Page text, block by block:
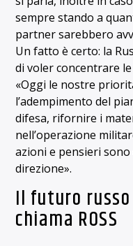
sempre stando a
partner sarebbero
Un fatto è certo: la
di voler concentrare
«Oggi le nostre
l’adempimento del
difesa, rifornire i
nell’operazione
azioni e pensieri
direzione».
Il futuro
chiama ROSS